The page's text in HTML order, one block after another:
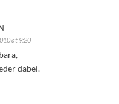
at 9:20
dabei.